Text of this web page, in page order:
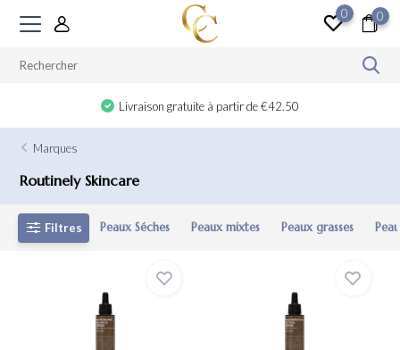
0 0
Livraison gratuite à partir de €42.50
Marques
Routinely Skincare
Filtres Peaux Séches Peaux mixtes Peaux grasses